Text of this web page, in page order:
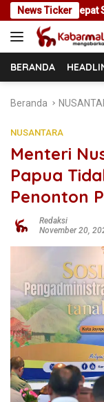
Langsung
ke
konten
News Ticker
Tanah
BERANDA
Beranda
NUSANTARA
Menteri
Papua
Penonton
Redaksi
November 20,